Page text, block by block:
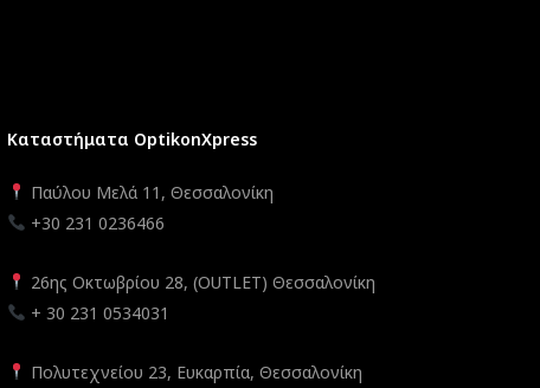
Καταστήματα OptikonXpress
Παύλου Μελά 11, Θεσσαλονίκη
+30 231 0236466
26ης Οκτωβρίου 28, (OUTLET) Θεσσαλονίκη
+ 30 231 0534031
Πολυτεχνείου 23, Ευκαρπία, Θεσσαλονίκη